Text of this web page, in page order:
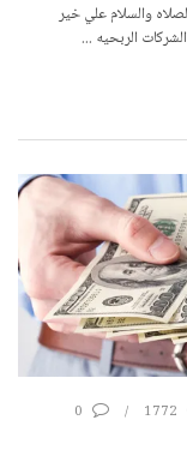
والسلام علي خير
الربحيه ...
1772
0